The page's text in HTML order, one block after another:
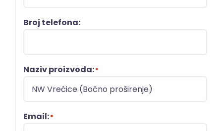
Broj telefona:
Naziv proizvoda:*
Email:*